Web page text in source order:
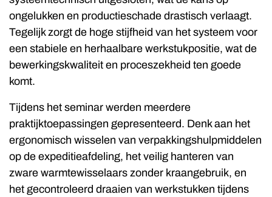
ongelukken en productieschade drastisch verlaagt.
Tegelijk zorgt de hoge stijfheid van het systeem voor
een stabiele en herhaalbare werkstukpositie, wat de
bewerkingskwaliteit en proceszekheid ten goede
komt.
Tijdens het seminar werden meerdere
praktijktoepassingen gepresenteerd. Denk aan het
ergonomisch wisselen van verpakkingshulpmiddelen
op de expeditieafdeling, het veilig hanteren van
zware warmtewisselaars zonder kraangebruik, en
het gecontroleerd draaien van werkstukken tijdens